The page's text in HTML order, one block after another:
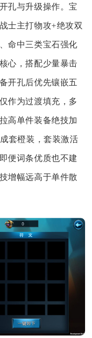
孔与升级操作。宝
士主打物攻+绝攻双
命中三类宝石强化
心，搭配少量暴击
开孔后优先镶嵌五
作为过渡填充，多
高单件装备绝技加
套橙装，套装激活
便词条优质也不建
增幅远高于单件散